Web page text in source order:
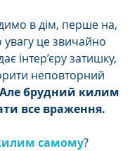
в дім, перше на,
це звичайно
інтер’єру затишку,
неповторний
Але брудний килим
все враження.
самому?